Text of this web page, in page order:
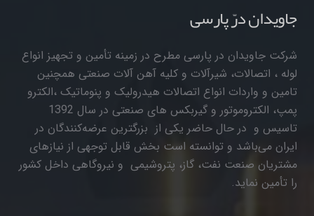
جاویدان درّ پارسی
شرکت جاویدان در پارسی مطرح در زمینه تأمین و تجهیز انواع
لوله ، اتصالات، شیرآلات و کلیه آهن آلات صنعتی همچنین
تامین و واردات انواع اتصالات هیدرولیک و پنوماتیک ،الکترو
پمپ، الکتروموتور و گیربکس های صنعتی در سال 1392
تاسیس و در حال حاضر یکی از بزرگترین عرضه‌کنندگان در
ایران می‌باشد و توانسته است بخش قابل توجهی از نیازهای
مشتریان صنعت نفت، گاز، پتروشیمی و نیروگاهی داخل کشور
را تأمین نماید.